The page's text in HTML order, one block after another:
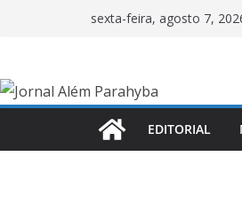
conteúdo
sexta-feira, agosto 7,
EDITORIAL